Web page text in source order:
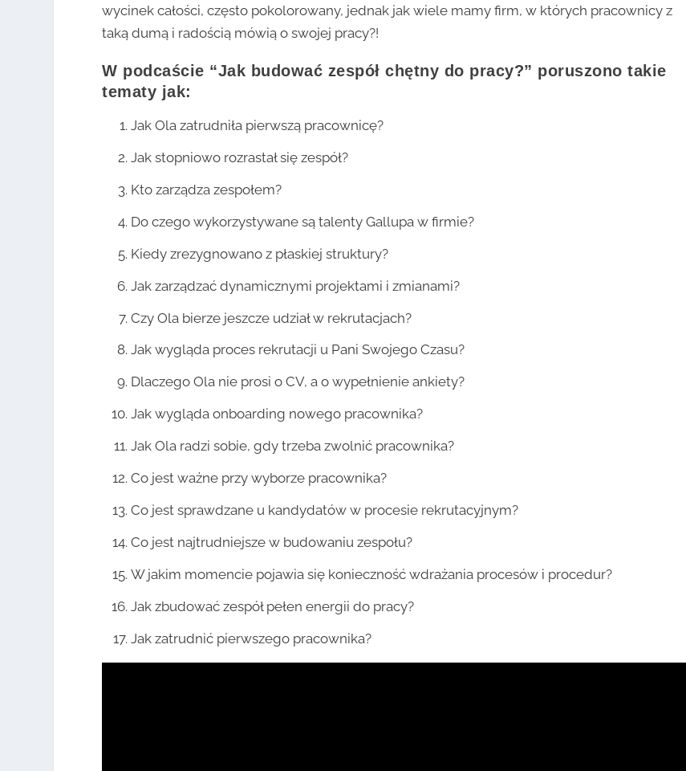
wycinek całości, często pokolorowany, jednak jak wiele mamy firm, w których pracownicy z
taką dumą i radością mówią o swojej pracy?!
W podcaście “Jak budować zespół chętny do pracy?” poruszono takie
tematy jak:
Jak Ola zatrudniła pierwszą pracownicę?
Jak stopniowo rozrastał się zespół?
Kto zarządza zespołem?
Do czego wykorzystywane są talenty Gallupa w firmie?
Kiedy zrezygnowano z płaskiej struktury?
Jak zarządzać dynamicznymi projektami i zmianami?
Czy Ola bierze jeszcze udział w rekrutacjach?
Jak wygląda proces rekrutacji u Pani Swojego Czasu?
Dlaczego Ola nie prosi o CV, a o wypełnienie ankiety?
Jak wygląda onboarding nowego pracownika?
Jak Ola radzi sobie, gdy trzeba zwolnić pracownika?
Co jest ważne przy wyborze pracownika?
Co jest sprawdzane u kandydatów w procesie rekrutacyjnym?
Co jest najtrudniejsze w budowaniu zespołu?
W jakim momencie pojawia się konieczność wdrażania procesów i procedur?
Jak zbudować zespół pełen energii do pracy?
Jak zatrudnić pierwszego pracownika?